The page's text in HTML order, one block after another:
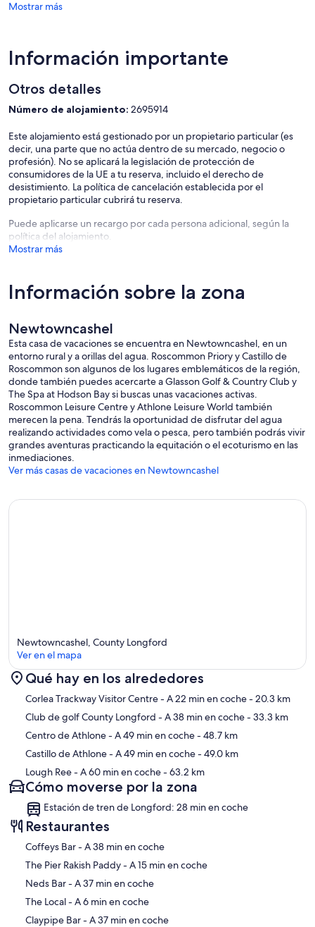
posibilidad de una gran trucha marrón. Por supuesto, los
en el lago o los afluentes son, por lo tanto, grandes.
Si quieres experimentar algo diferente, debes hacer un viaje en un
Tenemos contactos con patrones en Westport y Clew Bay y estamos
aceite y limpieza final están incluidos en el precio.
Estamos a su disposición para preguntas y más información.
Mostrar más
Información importante
Otros detalles
Número de alojamiento: 2695914
Este alojamiento está gestionado por un propietario particular (es
decir, una parte que no actúa dentro de su mercado, negocio o
profesión). No se aplicará la legislación de protección de
consumidores de la UE a tu reserva, incluido el derecho de
desistimiento. La política de cancelación establecida por el
propietario particular cubrirá tu reserva.
Puede aplicarse un recargo por cada persona adicional, según la
política del alojamiento.
Mostrar más
Información sobre la zona
Newtowncashel
Esta casa de vacaciones se encuentra en Newtowncashel, en un
entorno rural y a orillas del agua. Roscommon Priory y Castillo de
Roscommon son algunos de los lugares emblemáticos de la región,
donde también puedes acercarte a Glasson Golf & Country Club y
The Spa at Hodson Bay si buscas unas vacaciones activas.
Roscommon Leisure Centre y Athlone Leisure World también
merecen la pena. Tendrás la oportunidad de disfrutar del agua
realizando actividades como vela o pesca, pero también podrás vivir
grandes aventuras practicando la equitación o el ecoturismo en las
inmediaciones.
Ver más casas de vacaciones en Newtowncashel
Mapa
Newtowncashel, County Longford
Ver en el mapa
Qué hay en los alrededores
Corlea Trackway Visitor Centre- A 22 min en coche- 20.3 km
Club de golf County Longford - A 38 min en coche- 33.3 km
Centro de Athlone- A 49 min en coche- 48.7 km
Castillo de Athlone- A 49 min en coche- 49.0 km
Lough Ree- A 60 min en coche- 63.2 km
Cómo moverse por la zona
Estación de tren de Longford: 28 min en coche
Restaurantes
‪Coffeys Bar - ‬A 38 min en coche
‪The Pier Rakish Paddy - ‬A 15 min en coche
‪Neds Bar - ‬A 37 min en coche
‪The Local - ‬A 6 min en coche
‪Claypipe Bar - ‬A 37 min en coche